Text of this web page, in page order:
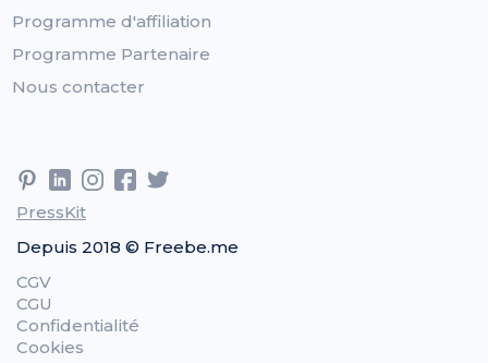
Programme d'affiliation
Programme Partenaire
Nous contacter
PressKit
Depuis 2018 © Freebe.me
CGV
CGU
Confidentialité
Cookies